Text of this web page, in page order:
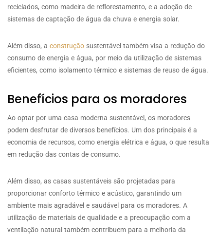
reciclados, como madeira de reflorestamento, e a adoção de
sistemas de captação de água da chuva e energia solar.
Além disso, a construção sustentável também visa a redução do
consumo de energia e água, por meio da utilização de sistemas
eficientes, como isolamento térmico e sistemas de reuso de água.
Benefícios para os moradores
Ao optar por uma casa moderna sustentável, os moradores
podem desfrutar de diversos benefícios. Um dos principais é a
economia de recursos, como energia elétrica e água, o que resulta
em redução das contas de consumo.
Além disso, as casas sustentáveis são projetadas para
proporcionar conforto térmico e acústico, garantindo um
ambiente mais agradável e saudável para os moradores. A
utilização de materiais de qualidade e a preocupação com a
ventilação natural também contribuem para a melhoria da